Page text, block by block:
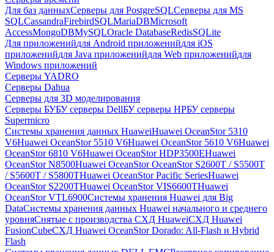
Для баз данныхСерверы для PostgreSQLСерверы для MS
SQLCassandraFirebirdSQLMariaDBMicrosoft
AccessMongoDBMySQLOracle DatabaseRedisSQLite
Для приложенийдля Android приложенийдля iOS
приложенийдля Java приложенийдля Web приложенийдля
Windows приложений
Серверы YADRO
Серверы Dahua
Серверы для 3D моделирования
Серверы БУБУ серверы DellБУ серверы HPБУ серверы
Supermicro
Системы хранения данных HuaweiHuawei OceanStor 5310
V6Huawei OceanStor 5510 V6Huawei OceanStor 5610 V6Huawei
OceanStor 6810 V6Huawei OceanStor HDP3500EHuawei
OceanStor N8500Huawei OceanStor OceanStor S2600T / S5500T
/ S5600T / S5800THuawei OceanStor Pacific SeriesHuawei
OceanStor S2200THuawei OceanStor VIS6600THuawei
OceanStor VTL6900Системы хранения Huawei для Big
DataСистемы хранения данных Huawei начального и среднего
уровняСнятые с производства СХД HuaweiСХД Huawei
FusionCubeСХД Huawei OceanStor Dorado: All-Flash и Hybrid
Flash